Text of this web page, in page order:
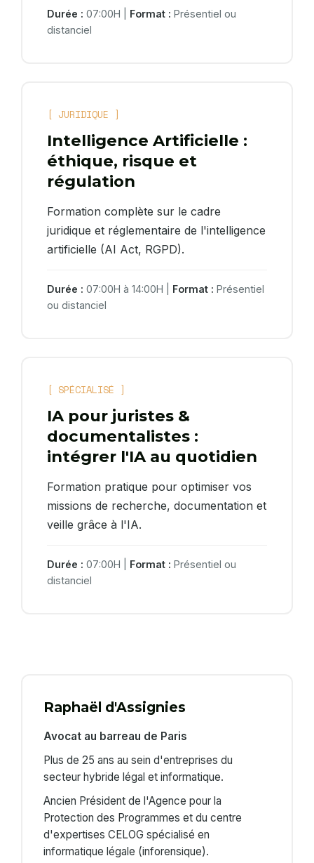
Durée : 07:00H | Format : Présentiel ou
distanciel
[ JURIDIQUE ]
Intelligence Artificielle :
éthique, risque et
régulation
Formation complète sur le cadre
juridique et réglementaire de l'intelligence
artificielle (AI Act, RGPD).
Durée : 07:00H à 14:00H | Format : Présentiel
ou distanciel
[ SPÉCIALISÉ ]
IA pour juristes &
documentalistes :
intégrer l'IA au quotidien
Formation pratique pour optimiser vos
missions de recherche, documentation et
veille grâce à l'IA.
Durée : 07:00H | Format : Présentiel ou
distanciel
Raphaël d'Assignies
Avocat au barreau de Paris
Plus de 25 ans au sein d'entreprises du
secteur hybride légal et informatique.
Ancien Président de l'Agence pour la
Protection des Programmes et du centre
d'expertises CELOG spécialisé en
informatique légale (inforensique).